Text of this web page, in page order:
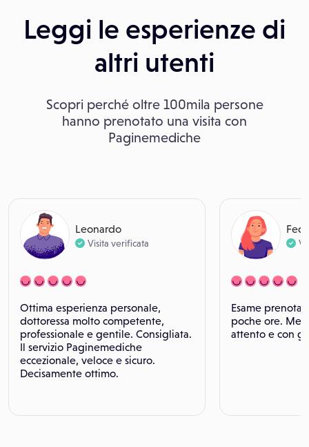
Leggi le esperienze di
altri utenti
Scopri perché oltre 100mila persone
hanno prenotato una visita con
Paginemediche
Leonardo
Visita verificata
Ottima esperienza personale,
dottoressa molto competente,
professionale e gentile. Consigliata.
Il servizio Paginemediche
eccezionale, veloce e sicuro.
Decisamente ottimo.
Esame
poche ore.
attento e con